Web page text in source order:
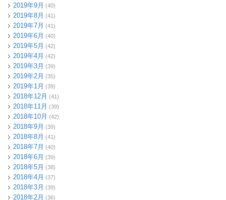
2019年9月 (40)
2019年8月 (41)
2019年7月 (41)
2019年6月 (40)
2019年5月 (42)
2019年4月 (42)
2019年3月 (39)
2019年2月 (35)
2019年1月 (39)
2018年12月 (41)
2018年11月 (39)
2018年10月 (42)
2018年9月 (39)
2018年8月 (41)
2018年7月 (40)
2018年6月 (39)
2018年5月 (38)
2018年4月 (37)
2018年3月 (39)
2018年2月 (36)